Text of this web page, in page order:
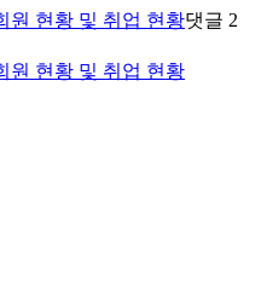
원 현황 및 취업 현황댓글 2
원 현황 및 취업 현황